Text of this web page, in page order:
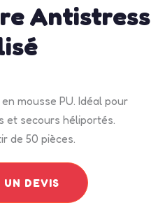
Antistress
mousse PU. Idéal pour
et secours héliportés.
de 50 pièces.
UN DEVIS